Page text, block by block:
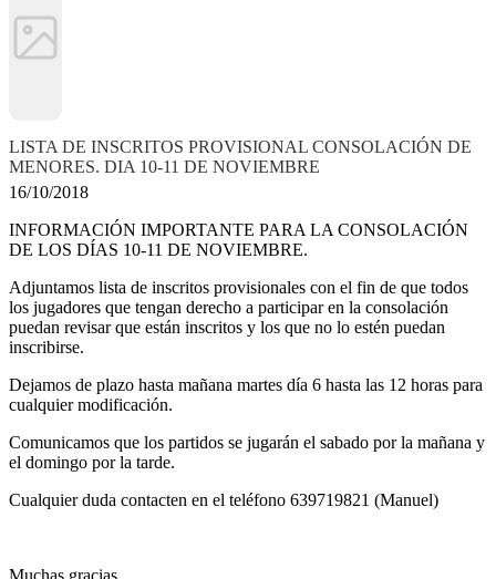
LISTA DE INSCRITOS PROVISIONAL CONSOLACIÓN DE
MENORES. DIA 10-11 DE NOVIEMBRE
16/10/2018
INFORMACIÓN IMPORTANTE PARA LA CONSOLACIÓN
DE LOS DÍAS 10-11 DE NOVIEMBRE.
Adjuntamos lista de inscritos provisionales con el fin de que todos
los jugadores que tengan derecho a participar en la consolación
puedan revisar que están inscritos y los que no lo estén puedan
inscribirse.
Dejamos de plazo hasta mañana martes día 6 hasta las 12 horas para
cualquier modificación.
Comunicamos que los partidos se jugarán el sabado por la mañana y
el domingo por la tarde.
Cualquier duda contacten en el teléfono 639719821 (Manuel)
Muchas gracias